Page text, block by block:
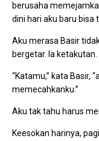
berusaha
dini hari aku baru bisa
Aku merasa Basir
bergetar. Ia ketakutan.
“Katamu,” kata Basir,
memecahkanku.”
Aku tak tahu harus
Keesokan harinya,